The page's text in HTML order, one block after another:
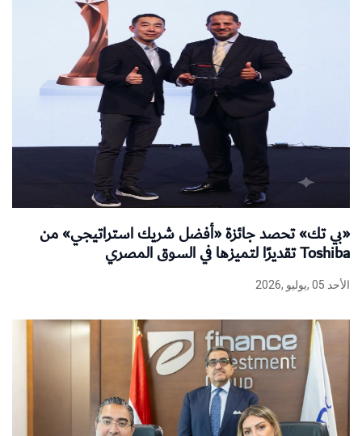
«بي تك» تحصد جائزة «أفضل شريك استراتيجي» من
Toshiba تقديرًا لتميزها في السوق المصري
الأحد 05 ,يوليو ,2026